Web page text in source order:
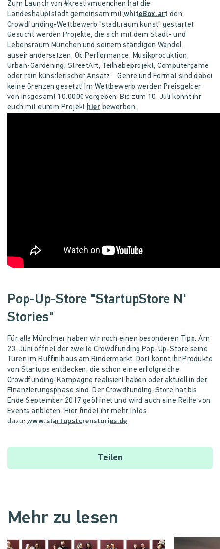
Zum Launch von #kreativmuenchen hat die
Landeshauptstadt gemeinsam mitwhiteBox.art den
Crowdfunding-Wettbewerb "stadt.raum.kunst" gestartet.
Gesucht werden Projekte, die sich mit dem Stadt- und
Lebensraum München und seinem ständigen Wandel
auseinandersetzen. Ob Performance, Musikproduktion,
Urban-Gardening, StreetArt, Teilhabeprojekt, Computergame
oder rein künstlerischer Ansatz – Genre und Format sind dabei
keine Grenzen gesetzt! Im Wettbewerb werden Preisgelder
von insgesamt 10.000€ vergeben. Bis zum 10. Juli könnt ihr
euch mit eurem Projekthier bewerben.
Pop-Up-Store "StartupStore N'
Stories"
Für alle Münchner haben wir noch einen besonderen Tipp: Am
23. Juni öffnet der zweite Crowdfunding Pop-Up-Store seine
Türen im Ruffinihaus am Rindermarkt. Dort könnt ihr Produkte
von Startups entdecken, die schon eine erfolgreiche
Crowdfunding-Kampagne realisiert haben oder aktuell in der
Finanzierungsphase sind. Der Crowdfunding-Store hat bis
Ende September 2017 geöffnet und wird auch eine Reihe von
Events anbieten. Hier findet ihr mehr Infos
dazu:www.startupstorenstories.de
Teilen
Mehr zu lesen